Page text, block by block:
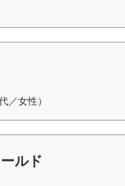
／女性）
ルド